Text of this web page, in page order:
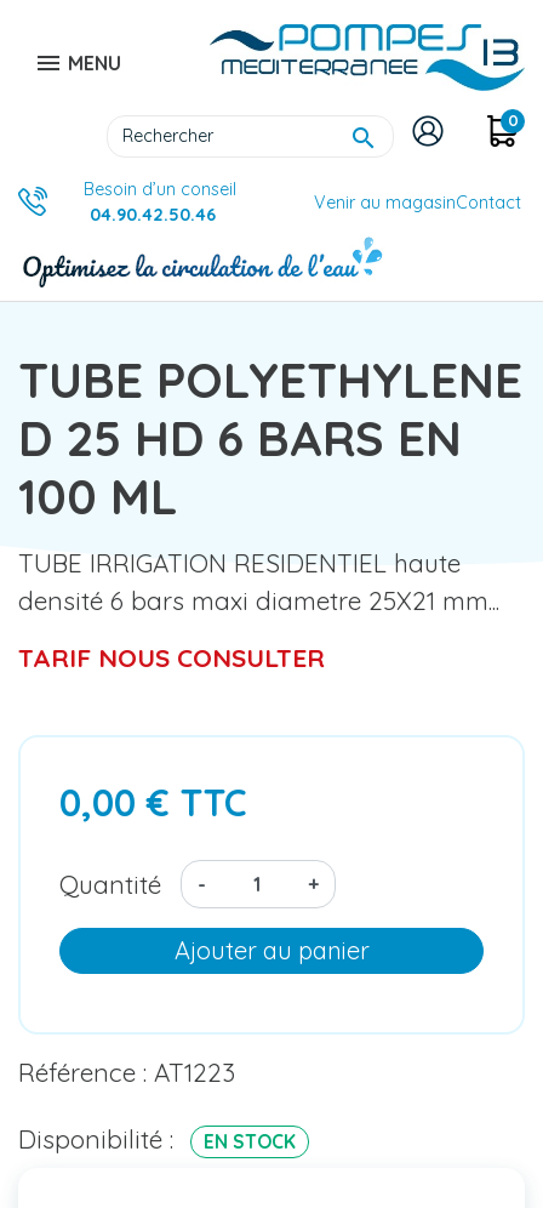
 MENU

0
Besoin d’un conseil
04.90.42.50.46
Venir au magasinContact
TUBE POLYETHYLENE
D 25 HD 6 BARS EN
100 ML
TUBE IRRIGATION RESIDENTIEL haute
densité 6 bars maxi diametre 25X21 mm...
TARIF NOUS CONSULTER
0,00 € TTC
Quantité - +
Ajouter au panier
Référence : AT1223
Disponibilité : EN STOCK